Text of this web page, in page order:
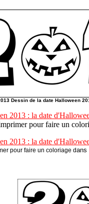
Dessin de la date Halloween
2013 : la date
pour faire un
2013 : la date
pour faire un coloriage dans